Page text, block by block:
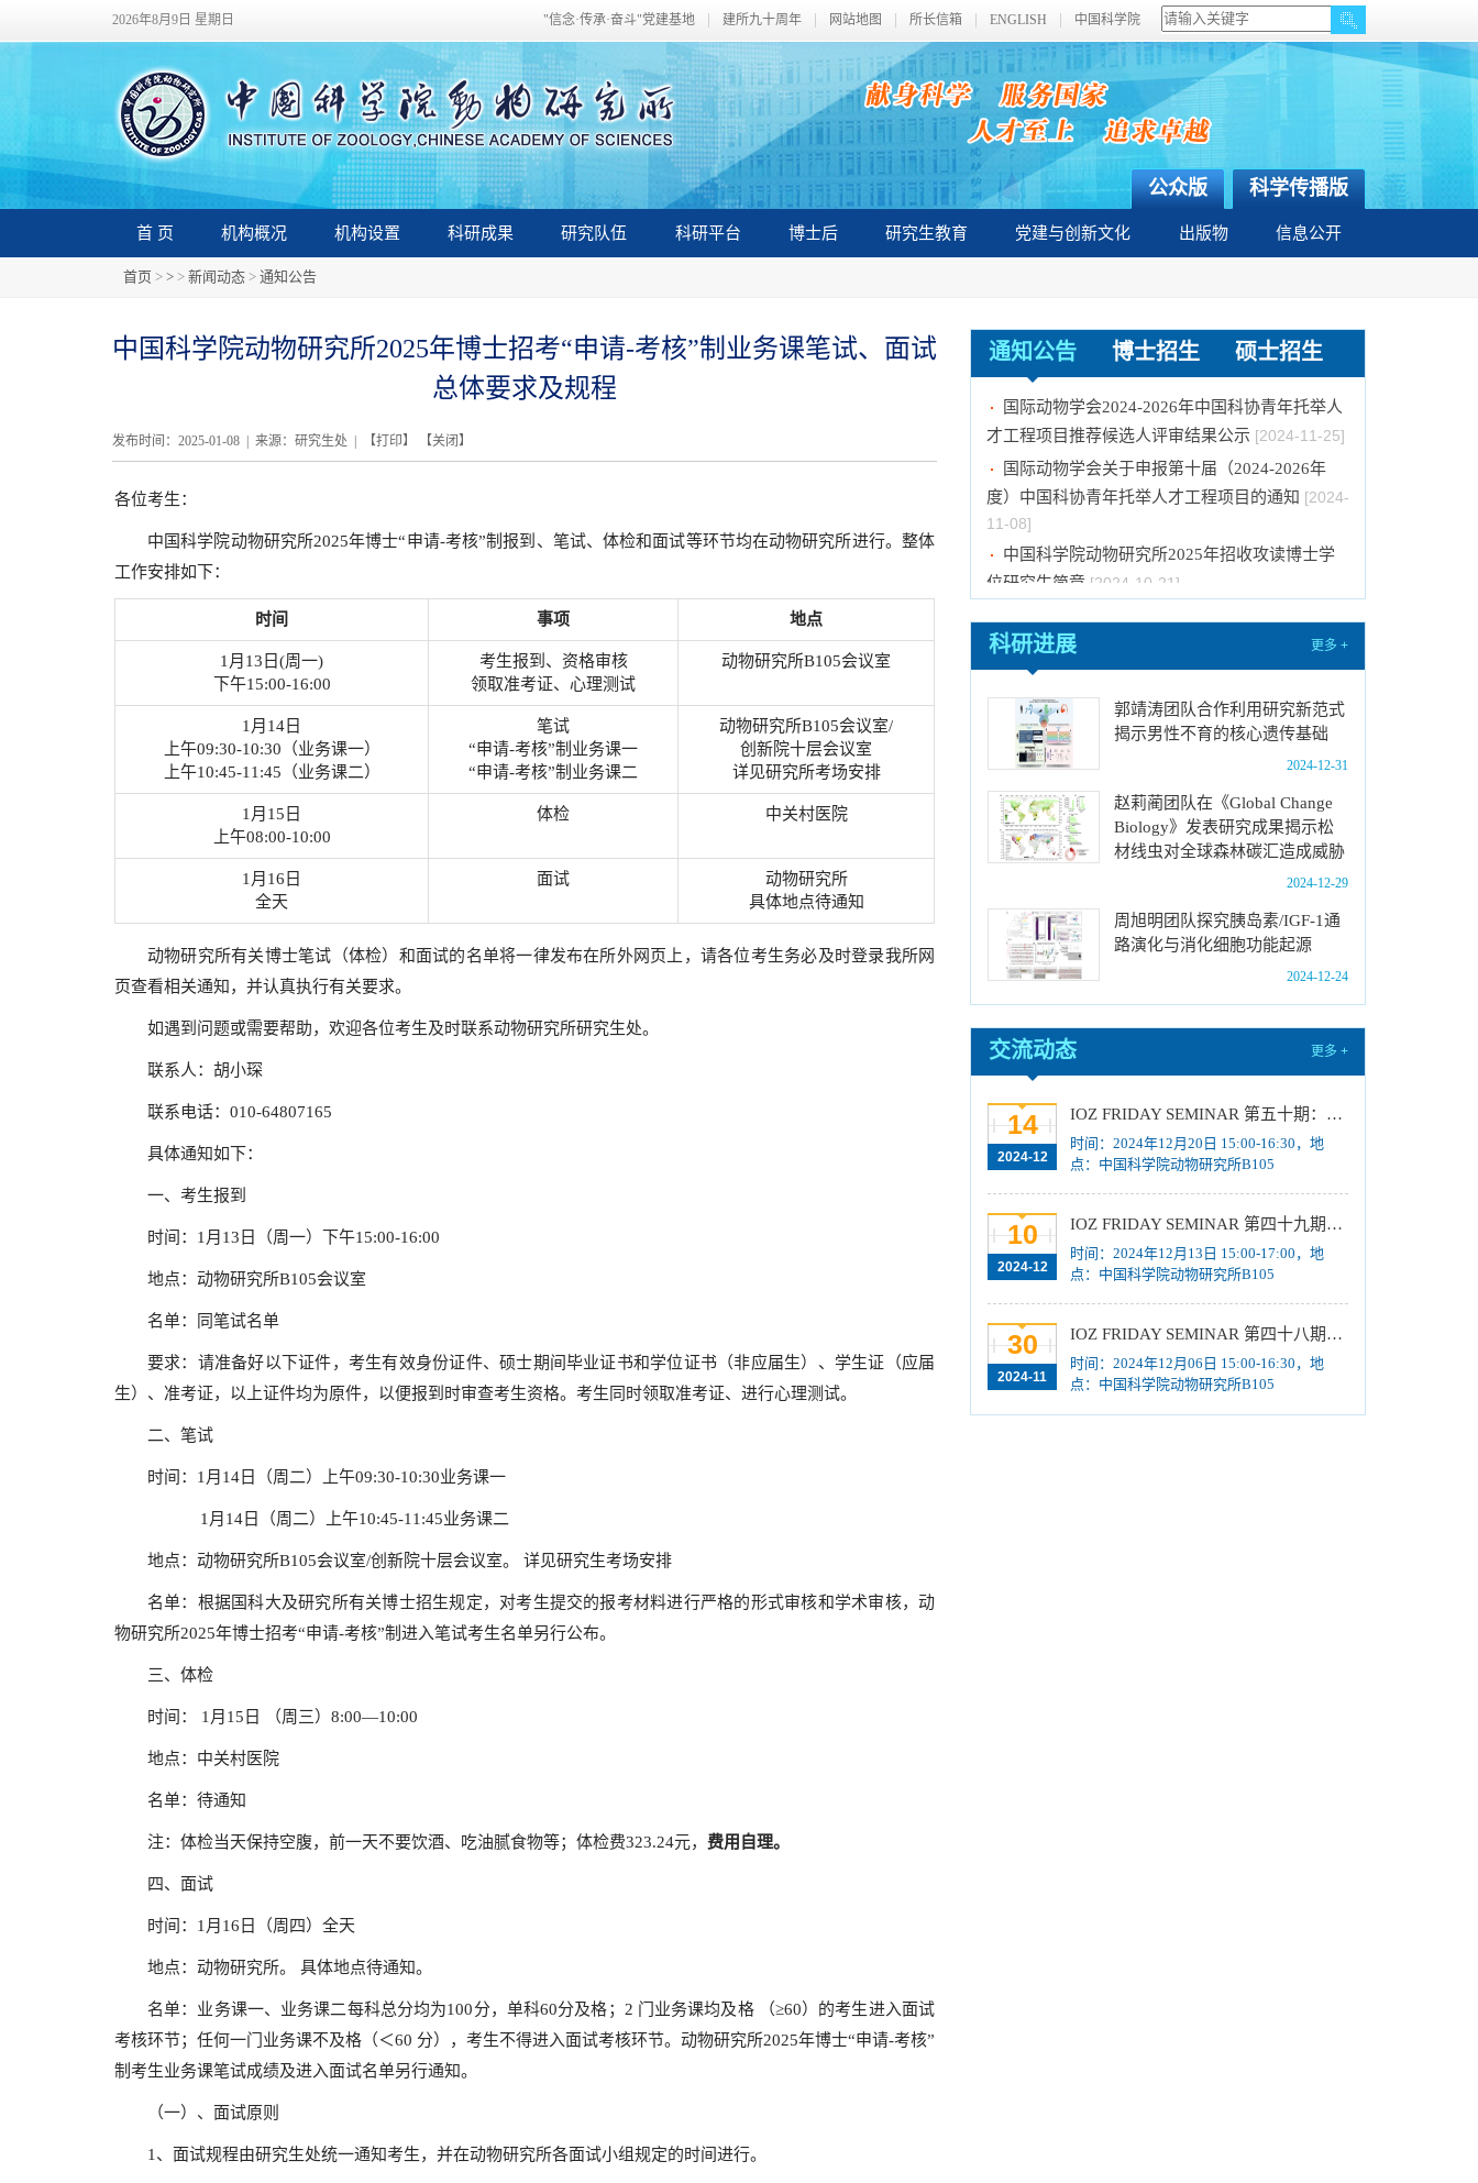
2026年8月9日 星期日 "信念·传承·奋斗"党建基地 建所九十周年 网站地图 所长信箱 ENGLISH 中国科学院
科学传播版
公众版
首 页 机构概况 机构设置 科研成果 研究队伍 科研平台 博士后 研究生教育 党建与创新文化 出版物 信息公开
首页 > > > 新闻动态 > 通知公告
中国科学院动物研究所2025年博士招考“申请-考核”制业务课笔试、面试
总体要求及规程
发布时间：2025-01-08 | 来源：研究生处 | 【打印】 【关闭 】
各位考生：
中国科学院动物研究所2025年博士“申请-考核”制报到、笔试、体检和面试等环节均在动物研究所进行。整体
工作安排如下：
时间 事项 地点
1月13日(周一)
下午15:00-16:00
考生报到、资格审核
领取准考证、心理测试
动物研究所B105会议室
1月14日
上午09:30-10:30（业务课一）
上午10:45-11:45（业务课二）
笔试
“申请-考核”制业务课一
“申请-考核”制业务课二
动物研究所B105会议室/
创新院十层会议室
详见研究所考场安排
1月15日
上午08:00-10:00
体检 中关村医院
1月16日
全天
面试
动物研究所
具体地点待通知
动物研究所有关博士笔试（体检）和面试的名单将一律发布在所外网页上，请各位考生务必及时登录我所网
页查看相关通知，并认真执行有关要求。
如遇到问题或需要帮助，欢迎各位考生及时联系动物研究所研究生处。
联系人：胡小琛
联系电话：010-64807165
具体通知如下：
一、考生报到
时间：1月13日（周一）下午15:00-16:00
地点：动物研究所B105会议室
名单：同笔试名单
要求：请准备好以下证件，考生有效身份证件、硕士期间毕业证书和学位证书（非应届生）、学生证（应届
生）、准考证，以上证件均为原件，以便报到时审查考生资格。考生同时领取准考证、进行心理测试。
二、笔试
时间：1月14日（周二）上午09:30-10:30业务课一
1月14日（周二）上午10:45-11:45业务课二
地点：动物研究所B105会议室/创新院十层会议室。 详见研究生考场安排
名单：根据国科大及研究所有关博士招生规定，对考生提交的报考材料进行严格的形式审核和学术审核，动
物研究所2025年博士招考“申请-考核”制进入笔试考生名单另行公布。
三、体检
时间： 1月15日 （周三）8:00—10:00
地点：中关村医院
名单：待通知
注：体检当天保持空腹，前一天不要饮酒、吃油腻食物等；体检费323.24元， 费用自理。
四、面试
时间：1月16日（周四）全天
地点：动物研究所。 具体地点待通知。
名单：业务课一、业务课二每科总分均为100分，单科60分及格；2 门业务课均及格 （≥60）的考生进入面试
考核环节；任何一门业务课不及格（＜60 分），考生不得进入面试考核环节。动物研究所2025年博士“申请-考核”
制考生业务课笔试成绩及进入面试名单另行通知。
（一）、面试原则
1、面试规程由研究生处统一通知考生，并在动物研究所各面试小组规定的时间进行。
通知公告 博士招生 硕士招生
中国科学院动物研究所2025年招收春季入学博
国际动物学会2024-2026年中国科协青年托举人
才工程项目推荐候选人评审结果公示 [2024-11-25]
国际动物学会关于申报第十届（2024-2026年
度）中国科协青年托举人才工程项目的通知 [2024-
11-08]
中国科学院动物研究所2025年招收攻读博士学
位研究生简章 [2024-10-21]
位研究生简章
中国科学院动物研究所2025年推免生放弃拟录
取资格公示 [2024-10-15]
2025年招收推荐免试硕士（含直博）研究生第
五批拟录取结果公示
关于国产原创药物与干细胞诊疗研发能力提升-
创新细胞技术研发平台项目水土保持方案报告的公
示[2024-10-15]
中国科学院动物研究所2025年招收春季入学博
士研究生拟录取结果公示[2024-11-28]
国际动物学会2024-2026年中国科协青年托举人
才工程项目推荐候选人评审结果公示
[2024-11-25]
度）中国科协青年托举人才工程项目的通知
[2024-
位研究生简章
中国科学院动物研究所2025年招收攻读硕士学
中国科学院动物研究所2025年推免生放弃拟录
取资格公示
[2024-10-15]
2025年招收推荐免试硕士（含直博）研究生第
关于国产原创药物与干细胞诊疗研发能力提升-
创新细胞技术研发平台项目水土保持方案报告的公
科研进展 更多 +
郭靖涛团队合作利用研究新范式
揭示男性不育的核心遗传基础
2024-12-31
赵莉蔺团队在《Global Change
Biology》发表研究成果揭示松
材线虫对全球森林碳汇造成威胁
2024-12-29
周旭明团队探究胰岛素/IGF-1通
路演化与消化细胞功能起源
2024-12-24
交流动态 更多 +
14
2024-12
IOZ FRIDAY SEMINAR 第五十期：蚊媒病毒感染与传播
时间：2024年12月20日 15:00-16:30，地
点：中国科学院动物研究所B105
10
2024-12
IOZ FRIDAY SEMINAR 第四十九期：ProDESIGN-LE与CarbonDesign：AI辅助的蛋白质设计、基于深度学习等新视角探究分子序列适应性演化
时间：2024年12月13日 15:00-17:00，地
点：中国科学院动物研究所B105
30
2024-11
IOZ FRIDAY SEMINAR 第四十八期：皮层发育与社交行为机制解析
时间：2024年12月06日 15:00-16:30，地
点：中国科学院动物研究所B105